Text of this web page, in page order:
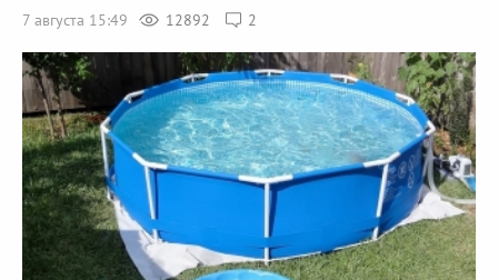
7 августа 15:49
12892 2